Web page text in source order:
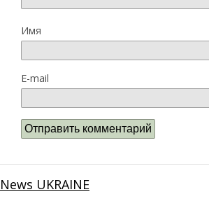
Имя
E-mail
News UKRAINE